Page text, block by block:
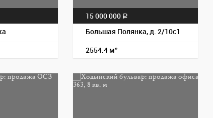
15 000 000 a
Большая Полянка, д. 2/10с1
2554.4 м²